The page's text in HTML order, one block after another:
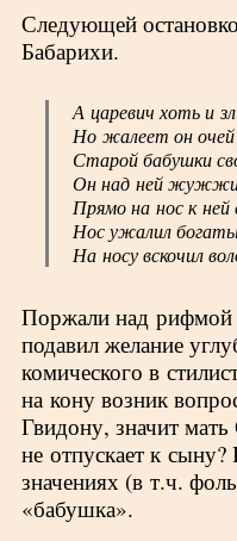
Следующей
Бабарихи.
А царевич хоть и
Но жалеет он очей
Старой бабушки
Он над ней
Прямо на нос к ней
Нос ужалил
На носу вскочил
Поржали над рифмой
подавил желание
комического в
на кону возник
Гвидону, значит мать
не отпускает к сыну?
значениях (в т.ч.
«бабушка».